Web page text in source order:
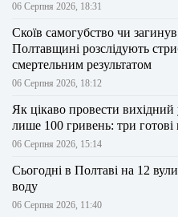
06 Серпня 2026, 18:31
Скоїв самогубство чи загинув
Полтавщині розслідують
смертельним результатом
06 Серпня 2026, 18:12
Як цікаво провести
лише 100 гривень: три
06 Серпня 2026, 15:14
Сьогодні в Полтаві на 12
воду
06 Серпня 2026, 11:40